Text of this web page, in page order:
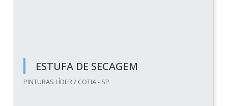
ESTUFA DE SECAGEM
PINTURAS LÍDER / COTIA - SP